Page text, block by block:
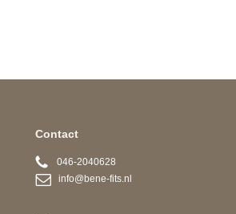
Contact
046-2040628
info@bene-fits.nl